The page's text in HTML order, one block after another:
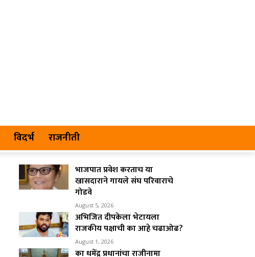
विदर्भ राजनीती
भाजपात प्रवेश करताच या
खासदाराने गायले संघ परिवाराचे
गोडवे
August 5, 2026
अभिजित दीपकेला भेटायला
राजकीय पक्षाची का आहे चढाओढ?
August 1, 2026
का धमेंद्र प्रधानांचा राजीनामा